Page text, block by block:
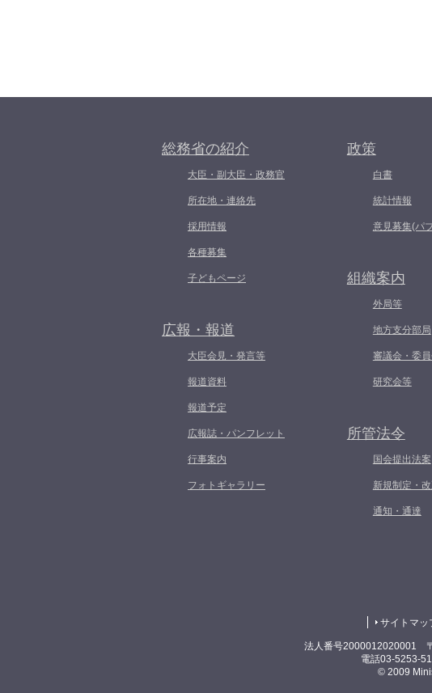
総務省の紹介
大臣・副大臣・政務官
所在地・連絡先
採用情報
各種募集
子どもページ
広報・報道
大臣会見・発言等
報道資料
報道予定
広報誌・パンフレット
行事案内
フォトギャラリー
政策
白書
統計情報
意見募集(パ
組織案内
外局等
地方支分部局
審議会・委
研究会等
所管法令
国会提出法案
新規制定・
通知・通達
サイトマッ
法人番号2000012020001
電話03-5253-
© 2009